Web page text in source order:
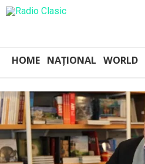
HOME NAȚIONAL WORLD